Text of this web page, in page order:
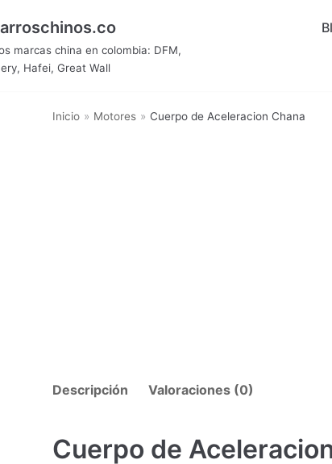
marcas china en colombia: DFM,
Hafei, Great Wall
Inicio » Motores » Cuerpo de Aceleracion Chana
Descripción Valoraciones (0)
Cuerpo de